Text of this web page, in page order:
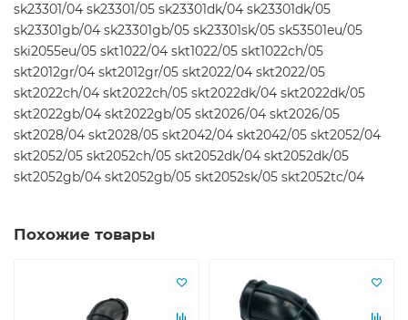
sk23301/04 sk23301/05 sk23301dk/04 sk23301dk/05
sk23301gb/04 sk23301gb/05 sk23301sk/05 sk53501eu/05
ski2055eu/05 skt1022/04 skt1022/05 skt1022ch/05
skt2012gr/04 skt2012gr/05 skt2022/04 skt2022/05
skt2022ch/04 skt2022ch/05 skt2022dk/04 skt2022dk/05
skt2022gb/04 skt2022gb/05 skt2026/04 skt2026/05
skt2028/04 skt2028/05 skt2042/04 skt2042/05 skt2052/04
skt2052/05 skt2052ch/05 skt2052dk/04 skt2052dk/05
skt2052gb/04 skt2052gb/05 skt2052sk/05 skt2052tc/04
Похожие товары